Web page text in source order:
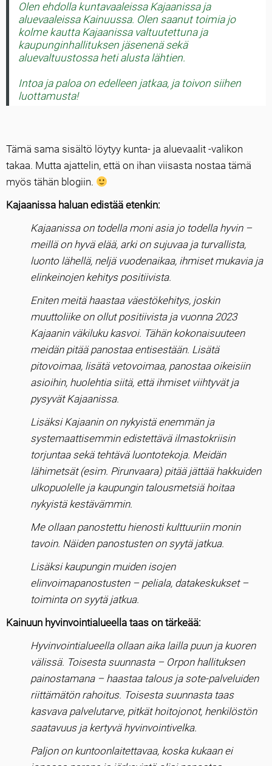
Olen ehdolla kuntavaaleissa Kajaanissa ja
aluevaaleissa Kainuussa. Olen saanut toimia jo
kolme kautta Kajaanissa valtuutettuna ja
kaupunginhallituksen jäsenenä sekä
aluevaltuustossa heti alusta lähtien.
Intoa ja paloa on edelleen jatkaa, ja toivon siihen
luottamusta!
Tämä sama sisältö löytyy kunta- ja aluevaalit -valikon
takaa. Mutta ajattelin, että on ihan viisasta nostaa tämä
myös tähän blogiin.
Kajaanissa haluan edistää etenkin:
Kajaanissa on todella moni asia jo todella hyvin –
meillä on hyvä elää, arki on sujuvaa ja turvallista,
luonto lähellä, neljä vuodenaikaa, ihmiset mukavia ja
elinkeinojen kehitys positiivista.
Eniten meitä haastaa väestökehitys, joskin
muuttoliike on ollut positiivista ja vuonna 2023
Kajaanin väkiluku kasvoi. Tähän kokonaisuuteen
meidän pitää panostaa entisestään. Lisätä
pitovoimaa, lisätä vetovoimaa, panostaa oikeisiin
asioihin, huolehtia siitä, että ihmiset viihtyvät ja
pysyvät Kajaanissa.
Lisäksi Kajaanin on nykyistä enemmän ja
systemaattisemmin edistettävä ilmastokriisin
torjuntaa sekä tehtävä luontotekoja. Meidän
lähimetsät (esim. Pirunvaara) pitää jättää hakkuiden
ulkopuolelle ja kaupungin talousmetsiä hoitaa
nykyistä kestävämmin.
Me ollaan panostettu hienosti kulttuuriin monin
tavoin. Näiden panostusten on syytä jatkua.
Lisäksi kaupungin muiden isojen
elinvoimapanostusten – peliala, datakeskukset –
toiminta on syytä jatkua.
Kainuun hyvinvointialueella taas on tärkeää:
Hyvinvointialueella ollaan aika lailla puun ja kuoren
välissä. Toisesta suunnasta – Orpon hallituksen
painostamana – haastaa talous ja sote-palveluiden
riittämätön rahoitus. Toisesta suunnasta taas
kasvava palvelutarve, pitkät hoitojonot, henkilöstön
saatavuus ja kertyvä hyvinvointivelka.
Paljon on kuntoonlaitettavaa, koska kukaan ei